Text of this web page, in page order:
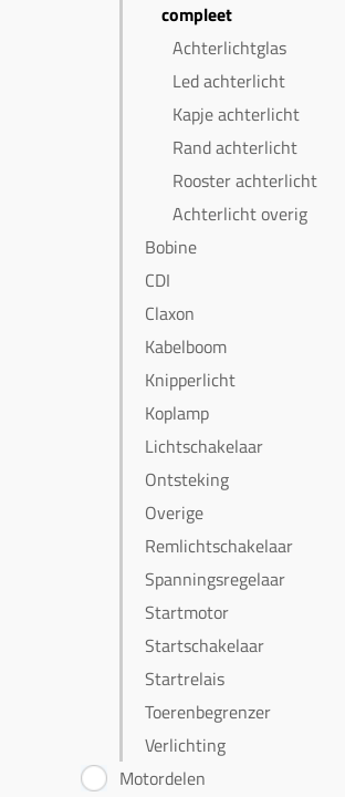
compleet
Achterlichtglas
Led achterlicht
Kapje achterlicht
Rand achterlicht
Rooster achterlicht
Achterlicht overig
Bobine
CDI
Claxon
Kabelboom
Knipperlicht
Koplamp
Lichtschakelaar
Ontsteking
Overige
Remlichtschakelaar
Spanningsregelaar
Startmotor
Startschakelaar
Startrelais
Toerenbegrenzer
Verlichting
Motordelen